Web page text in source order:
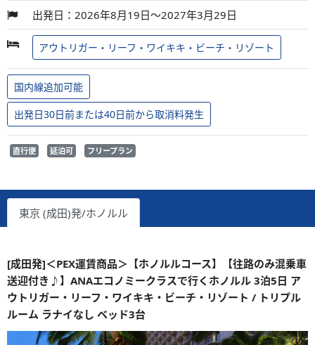
出発日：2026年8月19日～2027年3月29日
アウトリガー・リーフ・ワイキキ・ビーチ・リゾート
国内線追加可能
出発日30日前または40日前から取消料発生
直行便 延泊可 フリープラン
東京 (成田)発/ホノルル
[成田発]＜PEX運賃商品＞【ホノルルコース】【往路のみ混乗車
送迎付き♪】ANAエコノミークラスで行くホノルル 3泊5日 ア
ウトリガー・リーフ・ワイキキ・ビーチ・リゾート / トリプル
ルーム ラナイなし ベッド3台